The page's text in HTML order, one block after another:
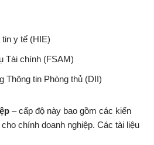
tin y tế (HIE)
Tài chính (FSAM)
Thông tin Phòng thủ (DII)
– cấp độ này bao gồm các kiến
chính doanh nghiệp. Các tài liệu